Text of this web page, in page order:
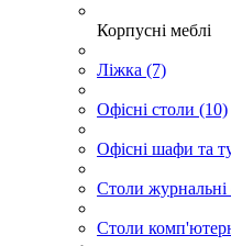
Корпусні меблі
Ліжка (7)
Офісні столи (10)
Офісні шафи та
Столи журнальні
Столи